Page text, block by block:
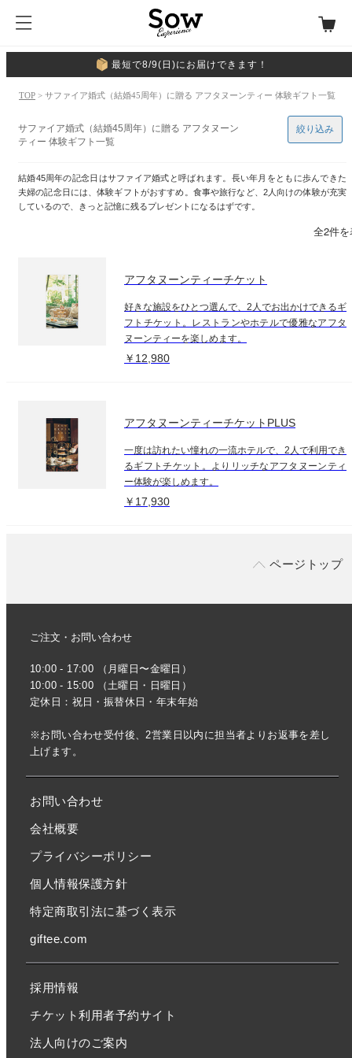
最短で8/9(日)にお届けできます！
TOP > サファイア婚式（結婚45周年）に贈る アフタヌーンティー 体験ギフト一覧
サファイア婚式（結婚45周年）に贈る アフタヌーン
ティー 体験ギフト一覧
結婚45周年の記念日はサファイア婚式と呼ばれます。長い年月をともに歩んできた
夫婦の記念日には、体験ギフトがおすすめ。食事や旅行など、2人向けの体験が充実
しているので、きっと記憶に残るプレゼントになるはずです。
絞り込み
全2件
アフタヌーンティーチケット
好きな施設をひとつ選んで、2人でお出かけできるギ
フトチケット。レストランやホテルで優雅なアフタ
ヌーンティーを楽しめます。
￥12,980
アフタヌーンティーチケットPLUS
一度は訪れたい憧れの一流ホテルで、2人で利用でき
るギフトチケット。よりリッチなアフタヌーンティ
ー体験が楽しめます。
￥17,930
ページトップ
ご注文・お問い合わせ
10:00 - 17:00 （月曜日〜金曜日）
10:00 - 15:00 （土曜日・日曜日）
定休日：祝日・振替休日・年末年始
※お問い合わせ受付後、2営業日以内に担当者よりお返事を差し
上げます。
お問い合わせ
会社概要
プライバシーポリシー
個人情報保護方針
特定商取引法に基づく表示
giftee.com
採用情報
チケット利用者予約サイト
法人向けのご案内